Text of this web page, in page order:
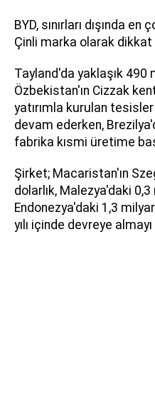
BYD, sınırları dışında
Çinli marka olarak dikkat
Tayland'da yaklaşık 490
Özbekistan'ın Cizzak
yatırımla kurulan
devam ederken,
fabrika kısmi üretime
Şirket; Macaristan'ın
dolarlık, Malezya'daki
Endonezya'daki 1,3
yılı içinde devreye